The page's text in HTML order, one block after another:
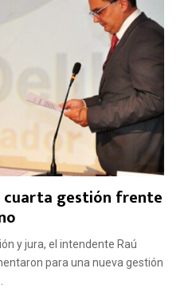
cuarta gestión frente
y jura, el intendente Raú
para una nueva gestión